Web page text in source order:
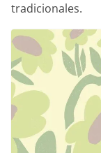
tradicionales.